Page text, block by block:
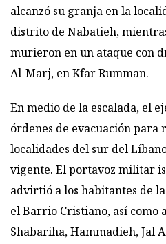
alcanzó su granja en la
distrito de Nabatieh,
murieron en un ataque con
Al-Marj, en Kfar Rumman.
En medio de la escalada, el
órdenes de evacuación para
localidades del sur del
vigente. El portavoz militar
advirtió a los habitantes de
el Barrio Cristiano, así como
Shabariha, Hammadieh, Jal